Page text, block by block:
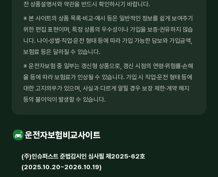
전 상품설명서와 약관을 반드시 확인하시기 바랍니다.
※ 본 사이트의 상품 목록·비교·예시 등은 일반적인 정보를 쉽게 보여주기
위한 편집 표현이며, 특정 상품의 우수성이나 가입을 보증·권유하지 않습
니다. 나이·성별·직업·운전 형태 등에 따라 가입 가능한 담보와 가입금액,
보험료 등은 달라질 수 있습니다.
※ 운전자보험 중 일부는 갱신형 상품으로, 갱신 시점의 연령·위험률·손해
율 등에 따라 보험료가 인상될 수 있습니다. 가입 시 직업·운전 형태 등에
대한 고지의무가 있으며, 사실과 다르게 알릴 경우 보장 제한·계약 해지
등의 불이익이 발생할 수 있습니다.
운전자보험비교사이트
(주)인슈퍼스트 준법감시인 심사필 제2025-62호
(2025.10.20~2026.10.19)